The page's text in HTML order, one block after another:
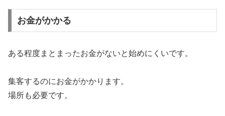
お金がかかる
ある程度まとまったお金がないと始めにくいです。
集客するのにお金がかかります。
場所も必要です。